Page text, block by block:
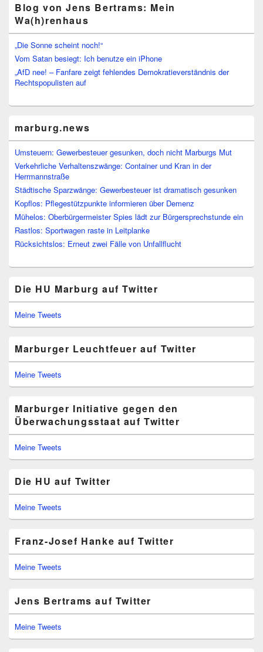
Blog von Jens Bertrams: Mein
Wa(h)renhaus
„Die Sonne scheint noch!“
Vom Satan besiegt: Ich benutze ein iPhone
„AfD nee! – Fanfare zeigt fehlendes Demokratieverständnis der
Rechtspopulisten auf
marburg.news
Umsteuern: Gewerbesteuer gesunken, doch nicht Marburgs Mut
Verkehrliche Verhaltenszwänge: Container und Kran in der
Herrmannstraße
Städtische Sparzwänge: Gewerbesteuer ist dramatisch gesunken
Kopflos: Pflegestützpunkte informieren über Demenz
Mühelos: Oberbürgermeister Spies lädt zur Bürgersprechstunde ein
Rastlos: Sportwagen raste in Leitplanke
Rücksichtslos: Erneut zwei Fälle von Unfallflucht
Die HU Marburg auf Twitter
Meine Tweets
Marburger Leuchtfeuer auf Twitter
Meine Tweets
Marburger Initiative gegen den
Überwachungsstaat auf Twitter
Meine Tweets
Die HU auf Twitter
Meine Tweets
Franz-Josef Hanke auf Twitter
Meine Tweets
Jens Bertrams auf Twitter
Meine Tweets